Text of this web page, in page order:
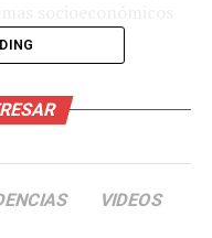
y Social
implicaciones
Mundial, los
el clima han
VIDEOS